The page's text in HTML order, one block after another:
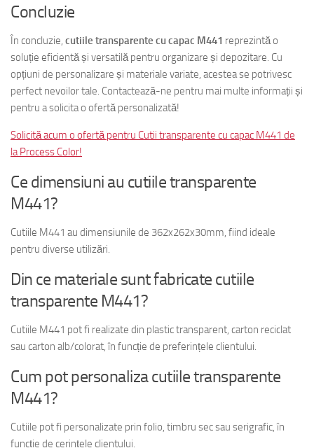
Concluzie
În concluzie, cutiile transparente cu capac M441 reprezintă o
soluție eficientă și versatilă pentru organizare și depozitare. Cu
opțiuni de personalizare și materiale variate, acestea se potrivesc
perfect nevoilor tale. Contactează-ne pentru mai multe informații și
pentru a solicita o ofertă personalizată!
Solicită acum o ofertă pentru Cutii transparente cu capac M441 de
la Process Color!
Ce dimensiuni au cutiile transparente
M441?
Cutiile M441 au dimensiunile de 362x262x30mm, fiind ideale
pentru diverse utilizări.
Din ce materiale sunt fabricate cutiile
transparente M441?
Cutiile M441 pot fi realizate din plastic transparent, carton reciclat
sau carton alb/colorat, în funcție de preferințele clientului.
Cum pot personaliza cutiile transparente
M441?
Cutiile pot fi personalizate prin folio, timbru sec sau serigrafic, în
funcție de cerințele clientului.